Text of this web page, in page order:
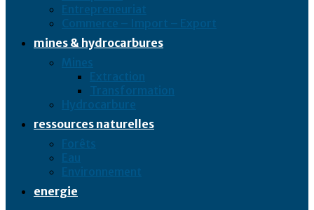
Entrepreneuriat
Commerce – Import – Export
mines & hydrocarbures
Mines
Extraction
Transformation
Hydrocarbure
ressources naturelles
Forêts
Eau
Environnement
energie